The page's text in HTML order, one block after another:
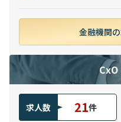
金融機関
CxO
求人数 21件